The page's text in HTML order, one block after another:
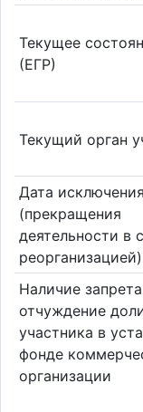
Текущее
(ЕГР)
Текущий орган
Дата
(прекращения
деятельности в
реорганизацией)
Наличие
отчуждение
участника в
фонде
организации